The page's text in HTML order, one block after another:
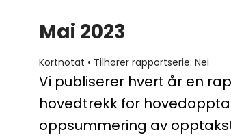
Mai 2023
Kortnotat • Tilhører rapportserie: Nei
Vi publiserer hvert år en
hovedtrekk for
oppsummering av